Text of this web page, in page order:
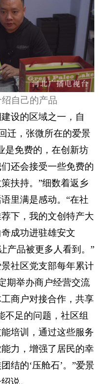
自己的产品
设的区域之一，自
迁，张微所在的爱景
是免费的，在创新坊
还会接受一些免费的
扶持。”细数着返乡
里满是感动。“在社
下，我的文创特产大
成功进驻雄安文
产品被更多人看到。”
社区党支部每年累计
期举办商户经营交流
商户对接合作，共享
不足的问题，社区组
培训，通过这些服务
力，增强了居民的幸
结的‘压舱石’。”爱景
说。